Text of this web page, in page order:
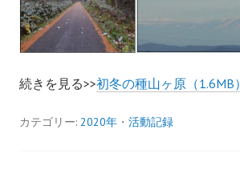
続きを見る>>初冬の種山ヶ原（1.6MB）
カテゴリー: 2020年 ・ 活動記録